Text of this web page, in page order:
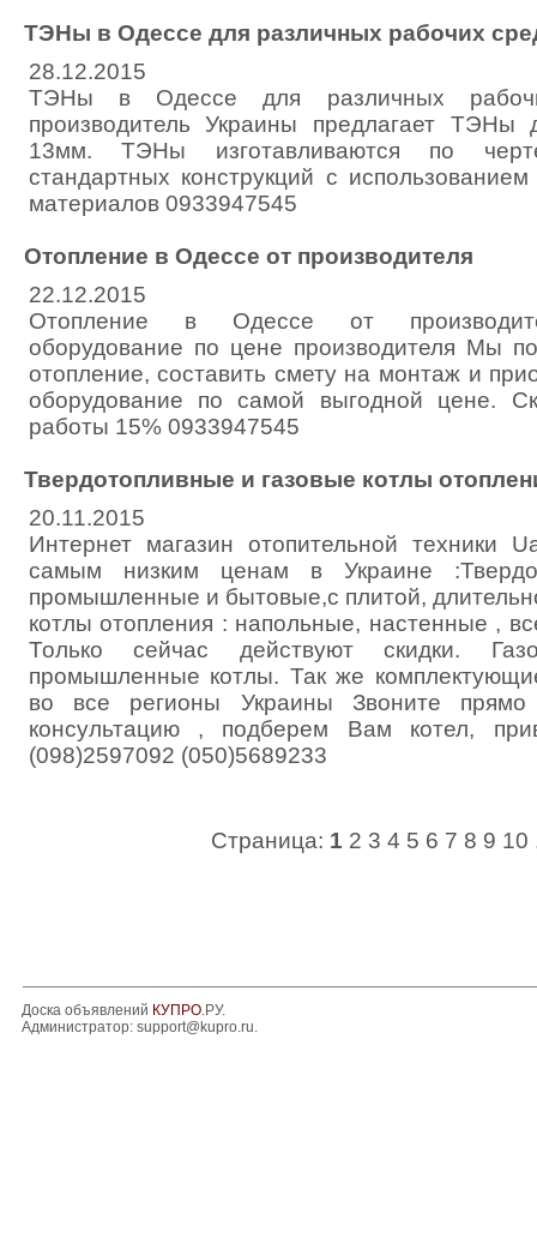
ТЭНы в Одессе для различных рабочих
28.12.2015
ТЭНы в Одессе для различных
производитель Украины предлагает
13мм. ТЭНы изготавливаются по
стандартных конструкций с
материалов 0933947545
Отопление в Одессе от производителя
22.12.2015
Отопление в Одессе от
оборудование по цене производителя Мы
отопление, составить смету на монтаж и
оборудование по самой выгодной цене.
работы 15% 0933947545
Твердотопливные и газовые котлы
20.11.2015
Интернет магазин отопительной техники
самым низким ценам в Украине
промышленные и бытовые,с плитой,
котлы отопления : напольные, настенные ,
Только сейчас действуют скидки.
промышленные котлы. Так же
во все регионы Украины Звоните
консультацию , подберем Вам котел,
(098)2597092 (050)5689233
Страница: 1 2 3 4 5 6 7 8 9 10
Доска объявлений КУПРО.РУ.
Администратор: support@kupro.ru.